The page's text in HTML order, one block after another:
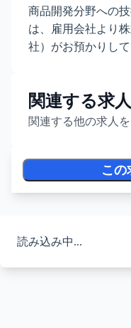
商品開発分野への
は、雇用会社より
社）がお預かりして
関連する求人
関連する他の求人
この
読み込み中...